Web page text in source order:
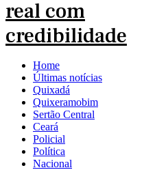
Home
Últimas notícias
Quixadá
Quixeramobim
Sertão Central
Ceará
Policial
Política
Nacional